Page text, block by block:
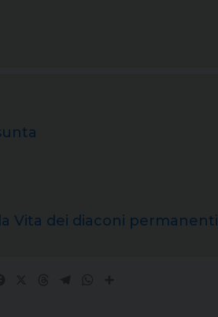
Vita dei diaconi permanenti